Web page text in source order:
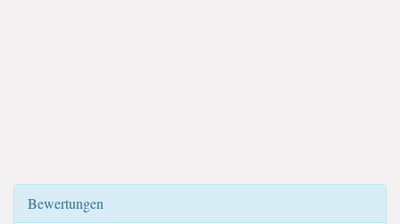
Bewertungen